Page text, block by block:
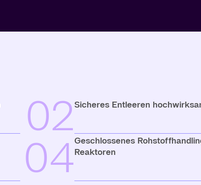
02Sicheres Entleeren
04Geschlossenes
Reaktoren